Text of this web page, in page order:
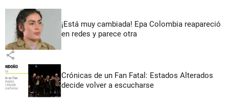
¡Está muy cambiada! Epa Colombia reapareció
en redes y parece otra
share
Crónicas de un Fan Fatal: Estados Alterados
decide volver a escucharse